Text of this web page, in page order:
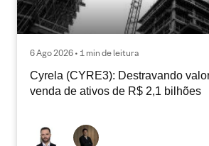
6 Ago 2026 • 1 min de leitura
Cyrela (CYRE3): Destravando
venda de ativos de R$ 2,1 bilhões